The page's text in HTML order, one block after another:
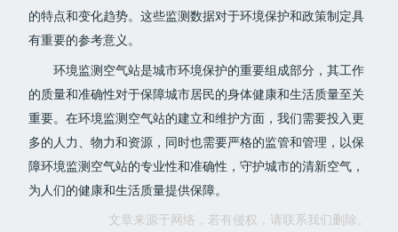
的特点和变化趋势。这些监测数据对于环境保护和政策制定具
有重要的参考意义。
环境监测空气站是城市环境保护的重要组成部分，其工作
的质量和准确性对于保障城市居民的身体健康和生活质量至关
重要。在环境监测空气站的建立和维护方面，我们需要投入更
多的人力、物力和资源，同时也需要严格的监管和管理，以保
障环境监测空气站的专业性和准确性，守护城市的清新空气，
为人们的健康和生活质量提供保障。
文章来源于网络，若有侵权，请联系我们删除。